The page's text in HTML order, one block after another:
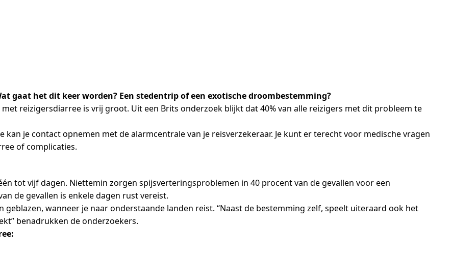
gaat het dit keer worden? Een stedentrip of een exotische droombestemming?
reizigersdiarree is vrij groot. Uit een Brits onderzoek blijkt dat 40% van alle reizigers met dit probleem te
kan je contact opnemen met de alarmcentrale van je reisverzekeraar. Je kunt er terecht voor medische vragen
of complicaties.
tot vijf dagen. Niettemin zorgen spijsverteringsproblemen in 40 procent van de gevallen voor een
de gevallen is enkele dagen rust vereist.
wanneer je naar onderstaande landen reist. “Naast de bestemming zelf, speelt uiteraard ook het
benadrukken de onderzoekers.